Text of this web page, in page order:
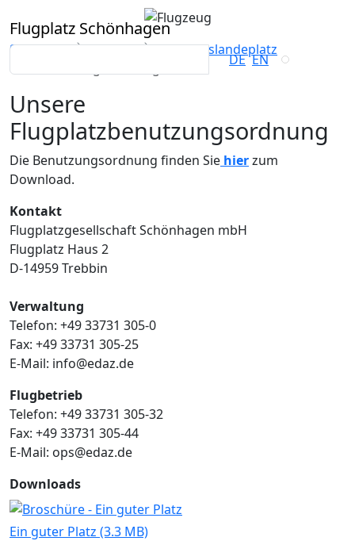
Flugplatz Schönhagen
DE EN
Startseite Piloten
Verkehrslandeplatz
Unsere
Flugplatzbenutzungsordnung
Die Benutzungsordnung finden Sie hierzum
Download.
Kontakt
Flugplatzgesellschaft Schönhagen mbH
Flugplatz Haus 2
D-14959 Trebbin
Verwaltung
Telefon: +49 33731 305-0
Fax: +49 33731 305-25
E-Mail: info@edaz.de
Flugbetrieb
Telefon: +49 33731 305-32
Fax: +49 33731 305-44
E-Mail: ops@edaz.de
Downloads
Ein guter Platz (3.3 MB)